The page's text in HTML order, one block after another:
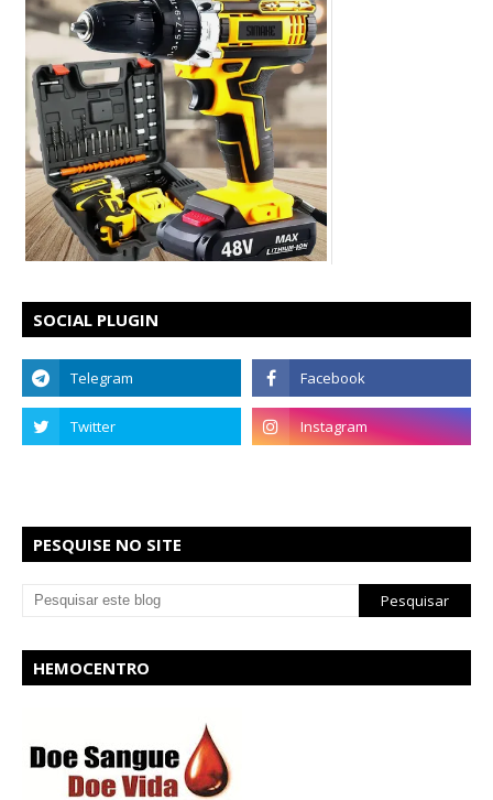
SOCIAL PLUGIN
PESQUISE NO SITE
HEMOCENTRO